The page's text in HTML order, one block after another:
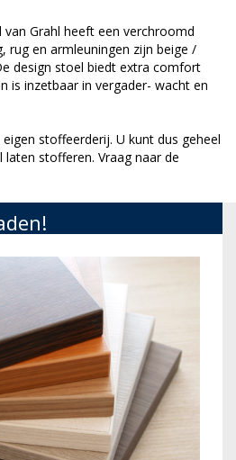
Grahl heeft een verchroomd
rug en armleuningen zijn beige /
design stoel biedt extra comfort
is inzetbaar in vergader- wacht en
stoffeerderij. U kunt dus geheel
stofferen. Vraag naar de